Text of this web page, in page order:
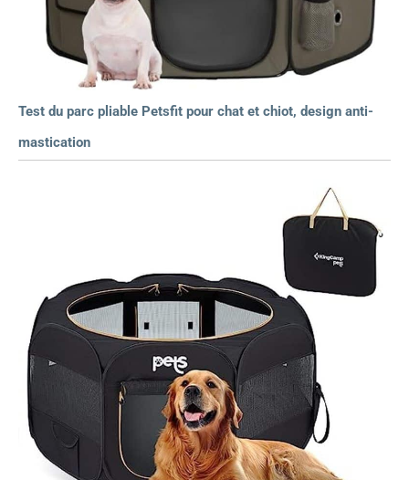
Test du parc pliable Petsfit pour chat et chiot, design anti-
mastication